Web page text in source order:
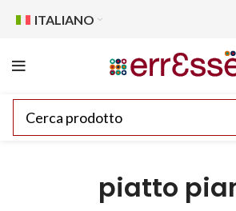
ITALIANO
piatto